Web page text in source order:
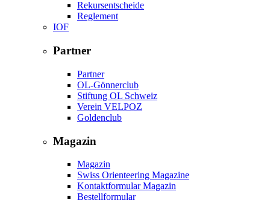
Rekursentscheide
Reglement
IOF
Partner
Partner
OL-Gönnerclub
Stiftung OL Schweiz
Verein VELPOZ
Goldenclub
Magazin
Magazin
Swiss Orienteering Magazine
Kontaktformular Magazin
Bestellformular